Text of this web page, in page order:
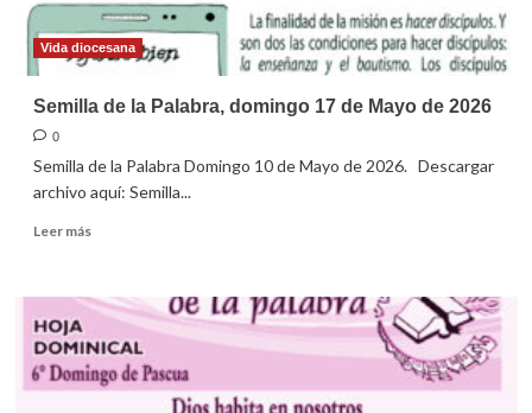
Vida diocesana
Semilla de la Palabra, domingo 17 de Mayo de 2026
0
Semilla de la Palabra Domingo 10 de Mayo de 2026. Descargar
archivo aquí: Semilla...
Leer másLeer
Semilla
de
la
Palabra,
domingo